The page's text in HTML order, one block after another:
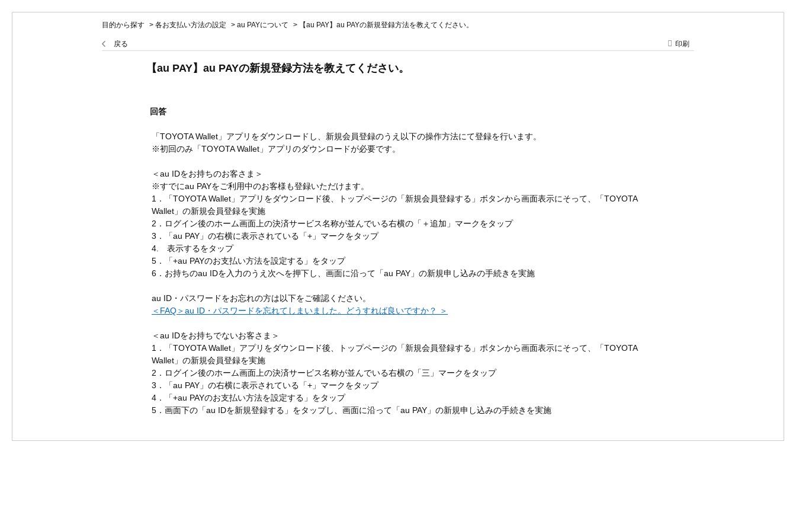
目的から探す > 各お支払い方法の設定 > au PAYについて > 【au PAY】au PAYの新規登録方法を教えてください。
戻る 印刷
【au PAY】au PAYの新規登録方法を教えてください。
回答
「TOYOTA Wallet」アプリをダウンロードし、新規会員登録のうえ以下の操作方法にて登録を行います。
※初回のみ「TOYOTA Wallet」アプリのダウンロードが必要です。
＜au IDをお持ちのお客さま＞
※すでにau PAYをご利用中のお客様も登録いただけます。
1．「TOYOTA Wallet」アプリをダウンロード後、トップページの「新規会員登録する」ボタンから画面表示にそって、「TOYOTA
Wallet」の新規会員登録を実施
2．ログイン後のホーム画面上の決済サービス名称が並んでいる右横の「＋追加」マークをタップ
3．「au PAY」の右横に表示されている「+」マークをタップ
4. 表示するをタップ
5．「+au PAYのお支払い方法を設定する」をタップ
6．お持ちのau IDを入力のうえ次へを押下し、画面に沿って「au PAY」の新規申し込みの手続きを実施
au ID・パスワードをお忘れの方は以下をご確認ください。
＜FAQ＞au ID・パスワードを忘れてしまいました。どうすれば良いですか？ ＞
＜au IDをお持ちでないお客さま＞
1．「TOYOTA Wallet」アプリをダウンロード後、トップページの「新規会員登録する」ボタンから画面表示にそって、「TOYOTA
Wallet」の新規会員登録を実施
2．ログイン後のホーム画面上の決済サービス名称が並んでいる右横の「三」マークをタップ
3．「au PAY」の右横に表示されている「+」マークをタップ
4．「+au PAYのお支払い方法を設定する」をタップ
5．画面下の「au IDを新規登録する」をタップし、画面に沿って「au PAY」の新規申し込みの手続きを実施